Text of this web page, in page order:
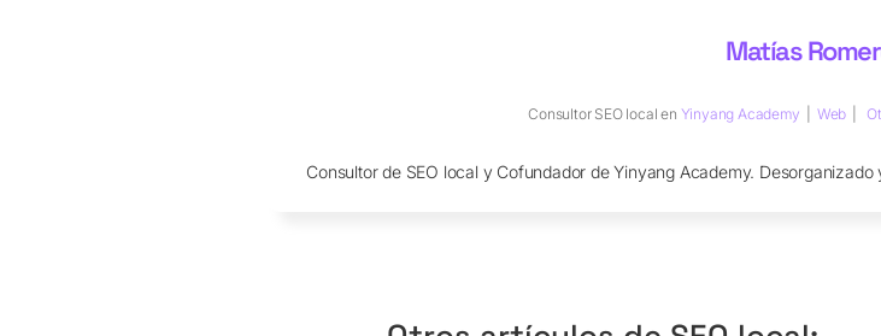
Matías
Consultor SEO local en Yinyang Academy Web
Consultor de SEO local y Cofundador de Yinyang Academy.